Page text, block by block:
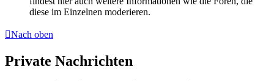
diese im Einzelnen moderieren.
Nach oben
Private Nachrichten